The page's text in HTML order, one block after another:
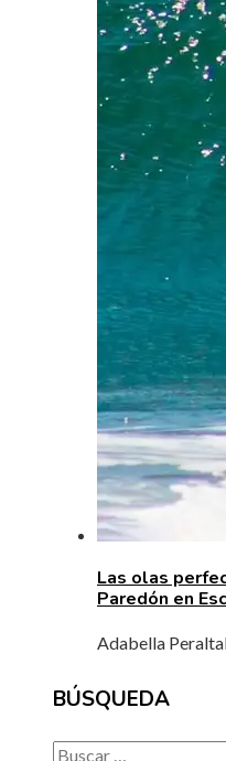
Las olas
Paredón en
Adabella Peralta
BÚSQUEDA
Buscar: